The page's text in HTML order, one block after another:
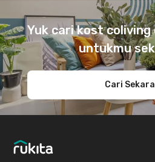
Yuk cari kost
untukmu
Cari